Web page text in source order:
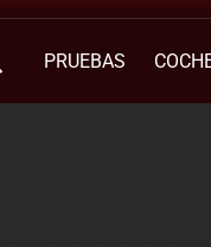
PRUEBAS